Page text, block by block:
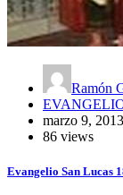
Ramón
marzo 9, 2013
86 views
Evangelio San Lucas